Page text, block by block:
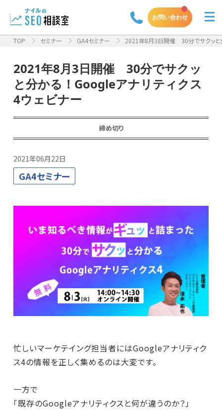
お問い合わせ
TOP セミナー GA4セミナー 2021年8月3日開催 30分でサクッと
2021年8月3日開催 30分でサクッ
と分かる！Googleアナリティクス
4ウェビナー
締め切り
2021年06月22日
GA4セミナー
忙しいマーケテイング担当者にはGoogleアナリティク
ス4の情報を正しく集めるのは大変です。
一方で
「既存のGoogleアナリティクスと何が違うのか？」